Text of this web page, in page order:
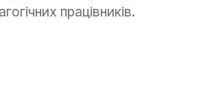
працівників.